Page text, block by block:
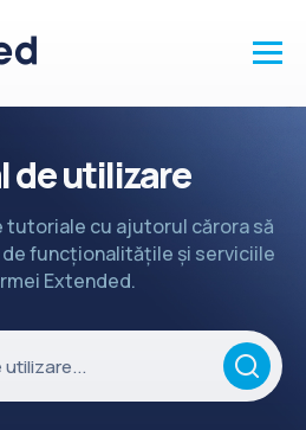
de utilizare
tutoriale cu ajutorul cărora să
funcționalitățile și serviciile
Extended.